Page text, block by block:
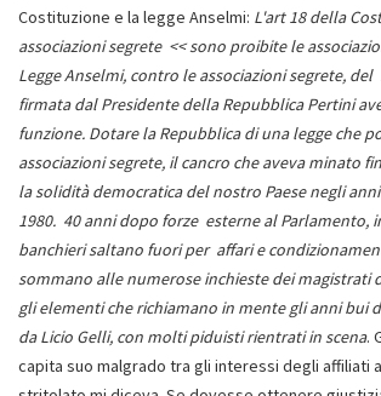
Costituzione e la legge Anselmi: L'art 18 della
associazioni segrete << sono proibite le
Legge Anselmi, contro le associazioni segrete, del
firmata dal Presidente della Repubblica Pertini
funzione. Dotare la Repubblica di una legge che
associazioni segrete, il cancro che aveva minato
la solidità democratica del nostro Paese negli
1980. 40 anni dopo forze esterne al Parlamento,
banchieri saltano fuori per affari e
sommano alle numerose inchieste dei magistrati
gli elementi che richiamano in mente gli anni bui
da Licio Gelli, con molti piduisti rientrati in scena.
capita suo malgrado tra gli interessi degli affiliati